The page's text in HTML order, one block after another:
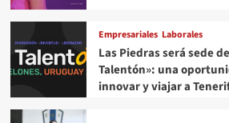
Empresariales Laborales
Las Piedras será sede
Talentón»: una
innovar y viajar a